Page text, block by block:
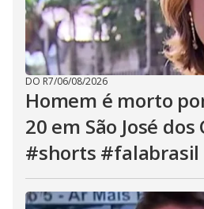
DO R7/06/08/2026
Homem é morto
20 em São José dos
#shorts #falabrasil